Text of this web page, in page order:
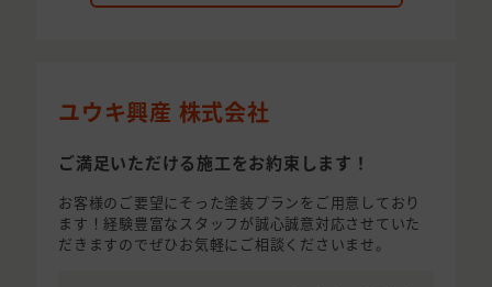
ユウキ興産 株式会社
ご満足いただける施工をお約束します！
お客様のご要望にそった塗装プランをご用意しており
ます！経験豊富なスタッフが誠心誠意対応させていた
だきますのでぜひお気軽にご相談くださいませ。